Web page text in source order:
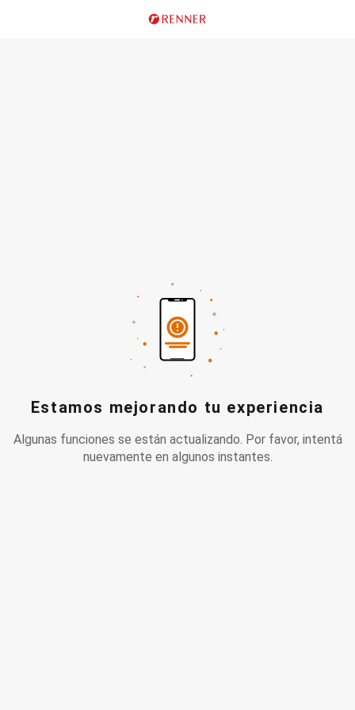
Estamos mejorando tu experiencia
Algunas funciones se están actualizando. Por favor, intentá
nuevamente en algunos instantes.